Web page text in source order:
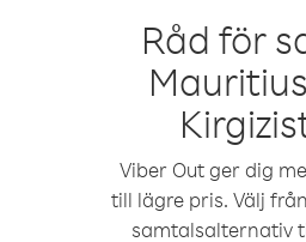
Råd för
Viber Out ger dig
till lägre pris. Välj
samtalsalternativ